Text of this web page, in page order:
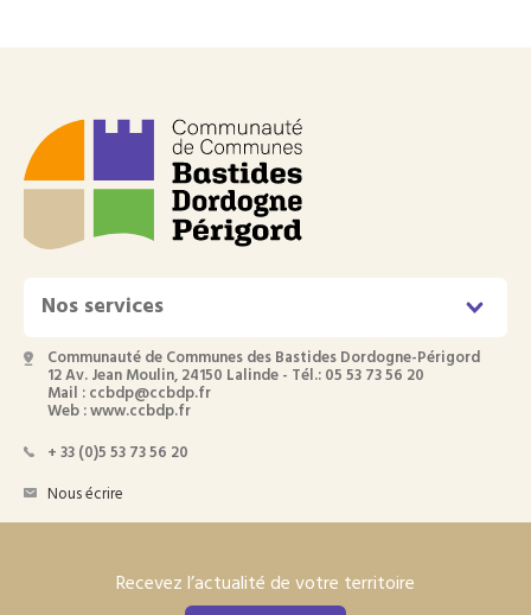
Nos services
Communauté de Communes des Bastides Dordogne-Périgord
12 Av. Jean Moulin, 24150 Lalinde - Tél.: 05 53 73 56 20
Mail : ccbdp@ccbdp.fr
Web : www.ccbdp.fr
+ 33 (0)5 53 73 56 20
Nous écrire
Recevez l’actualité de votre territoire